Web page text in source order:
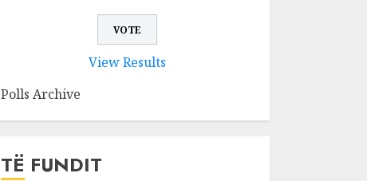
View Results
Polls Archive
TË FUNDIT